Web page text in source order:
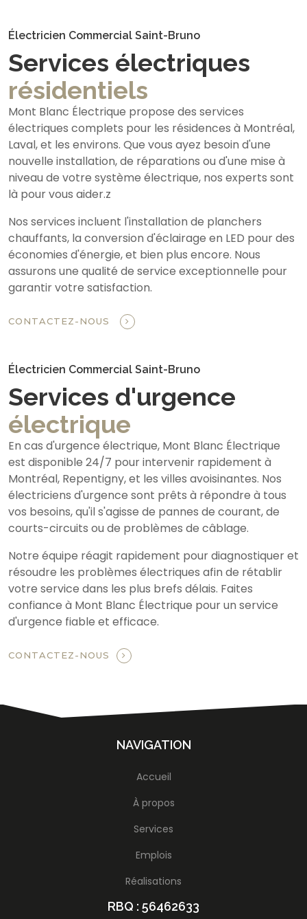
Électricien Commercial Saint-Bruno
Services électriques
résidentiels
Mont Blanc Électrique propose des services
électriques complets pour les résidences à Montréal,
Laval, et les environs. Que vous ayez besoin d'une
nouvelle installation, de réparations ou d'une mise à
niveau de votre système électrique, nos experts sont
là pour vous aider.z
Nos services incluent l'installation de planchers
chauffants, la conversion d'éclairage en LED pour des
économies d'énergie, et bien plus encore. Nous
assurons une qualité de service exceptionnelle pour
garantir votre satisfaction.
CONTACTEZ-NOUS
Électricien Commercial Saint-Bruno
Services d'urgence
électrique
En cas d'urgence électrique, Mont Blanc Électrique
est disponible 24/7 pour intervenir rapidement à
Montréal, Repentigny, et les villes avoisinantes. Nos
électriciens d'urgence sont prêts à répondre à tous
vos besoins, qu'il s'agisse de pannes de courant, de
courts-circuits ou de problèmes de câblage.
Notre équipe réagit rapidement pour diagnostiquer et
résoudre les problèmes électriques afin de rétablir
votre service dans les plus brefs délais. Faites
confiance à Mont Blanc Électrique pour un service
d'urgence fiable et efficace.
CONTACTEZ-NOUS
NAVIGATION
Accueil
À propos
Services
Emplois
Réalisations
RBQ : 56462633